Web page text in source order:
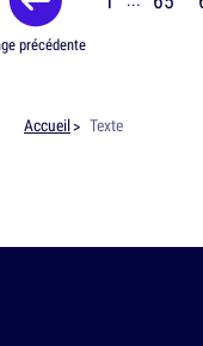
précédente
Accueil Texte